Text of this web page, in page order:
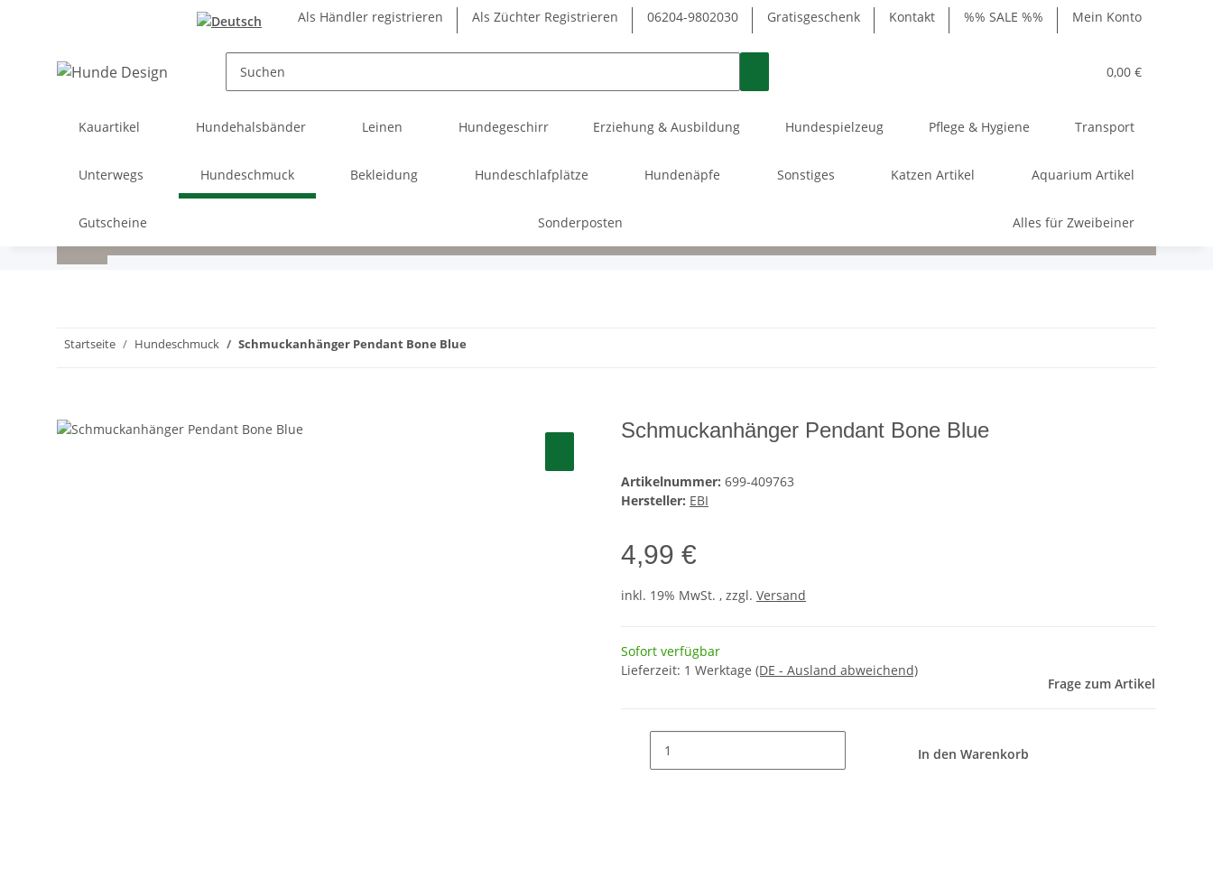
Als Händler registrieren Als Züchter Registrieren 06204-9802030 Gratisgeschenk Kontakt %% SALE %% Mein Konto
0,00 €
Kauartikel Hundehalsbänder Leinen Hundegeschirr Erziehung & Ausbildung Hundespielzeug Pflege & Hygiene Transport
Unterwegs Hundeschmuck Bekleidung Hundeschlafplätze Hundenäpfe Sonstiges Katzen Artikel Aquarium Artikel
Gutscheine Sonderposten Alles für Zweibeiner
Startseite Hundeschmuck Schmuckanhänger Pendant Bone Blue
Schmuckanhänger Pendant Bone Blue
Artikelnummer: 699-409763
Hersteller: EBI
4,99 €
inkl. 19% MwSt. , zzgl. Versand
Sofort verfügbar
Lieferzeit: 1 Werktage (DE - Ausland abweichend)
Frage zum Artikel
In den Warenkorb